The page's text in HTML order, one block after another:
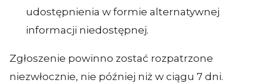
udostępnienia w formie alternatywnej
informacji niedostępnej.
Zgłoszenie powinno zostać rozpatrzone
niezwłocznie, nie później niż w ciągu 7 dni.